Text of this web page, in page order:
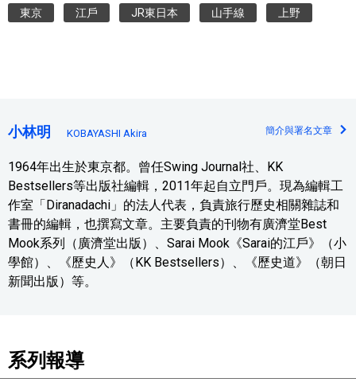
東京 江戶 JR東日本 山手線 上野
小林明 KOBAYASHI Akira 簡介與署名文章
1964年出生於東京都。曾任Swing Journal社、KK
Bestsellers等出版社編輯，2011年起自立門戶。現為編輯工
作室「Diranadachi」的法人代表，負責旅行歷史相關雜誌和
書冊的編輯，也撰寫文章。主要負責的刊物有廣濟堂Best
Mook系列（廣濟堂出版）、Sarai Mook《Sarai的江戶》（小
學館）、《歷史人》（KK Bestsellers）、《歷史道》（朝日
新聞出版）等。
系列報導